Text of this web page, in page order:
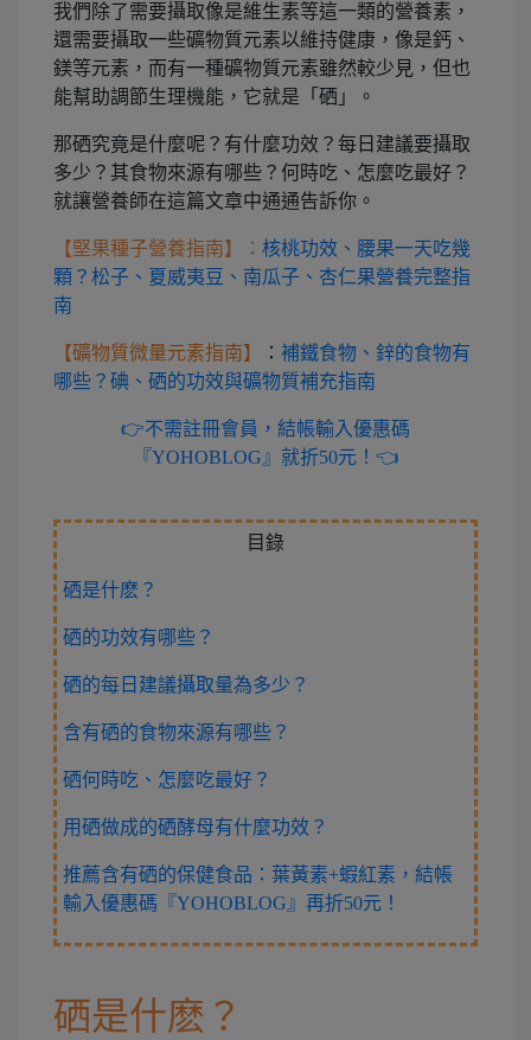
我們除了需要攝取像是維生素等這一類的營養素，
還需要攝取一些礦物質元素以維持健康，像是鈣、
鎂等元素，而有一種礦物質元素雖然較少見，但也
能幫助調節生理機能，它就是「硒」。
那硒究竟是什麼呢？有什麼功效？每日建議要攝取
多少？其食物來源有哪些？何時吃、怎麼吃最好？
就讓營養師在這篇文章中通通告訴你。
【堅果種子營養指南】： 核桃功效、腰果一天吃幾
顆？松子、夏威夷豆、南瓜子、杏仁果營養完整指
南
【礦物質微量元素指南】 ： 補鐵食物、鋅的食物有
哪些？碘、硒的功效與礦物質補充指南
👉不需註冊會員，結帳輸入優惠碼
『YOHOBLOG』就折50元！👈
目錄
硒是什麽？
硒的功效有哪些？
硒的每日建議攝取量為多少？
含有硒的食物來源有哪些？
硒何時吃、怎麼吃最好？
用硒做成的硒酵母有什麼功效？
推薦含有硒的保健食品：葉黃素+蝦紅素，結帳
輸入優惠碼『YOHOBLOG』再折50元！
硒是什麽？